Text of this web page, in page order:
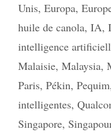
Unis, Europa,
huile de canola, IA,
intelligence
Malaisie, Malaysia,
Paris, Pékin, Pequim
intelligentes,
Singapore,